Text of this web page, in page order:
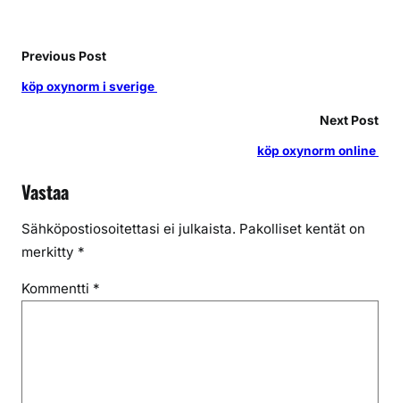
Previous Post
köp oxynorm i sverige
Next Post
köp oxynorm online
Vastaa
Sähköpostiosoitettasi ei julkaista. Pakolliset kentät on
merkitty *
Kommentti *